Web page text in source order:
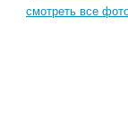
смотреть все